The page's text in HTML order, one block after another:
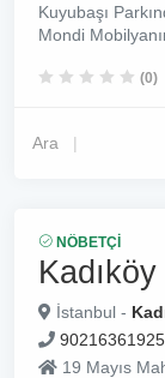
Kuyubaşı
Mondi
(0)
Ara
NÖBETÇI
İstanbul -
19 Mayıs